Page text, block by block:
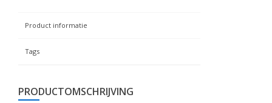
Product informatie
Tags
PRODUCTOMSCHRIJVING